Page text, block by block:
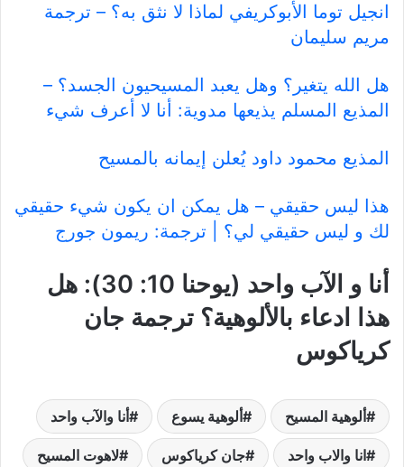
انجيل توما الأبوكريفي لماذا لا نثق به؟ – ترجمة
مريم سليمان
هل الله يتغير؟ وهل يعبد المسيحيون الجسد؟ –
المذيع المسلم يذيعها مدوية: أنا لا أعرف شيء
المذيع محمود داود يُعلن إيمانه بالمسيح
هذا ليس حقيقي – هل يمكن ان يكون شيء حقيقي
لك و ليس حقيقي لي؟ | ترجمة: ريمون جورج
أنا و الآب واحد (يوحنا 10: 30): هل
هذا ادعاء بالألوهية؟ ترجمة جان
كرياكوس
ألوهية المسيح ألوهية يسوع أنا والآب واحد
انا والاب واحد جان كرياكوس لاهوت المسيح